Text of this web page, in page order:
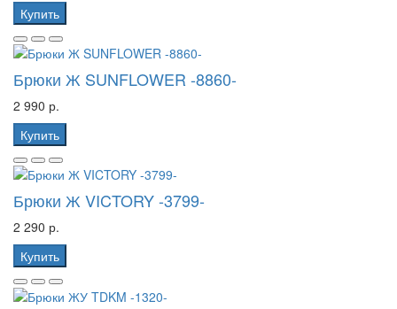
Купить
Брюки Ж SUNFLOWER -8860-
2 990 р.
Купить
Брюки Ж VICTORY -3799-
2 290 р.
Купить